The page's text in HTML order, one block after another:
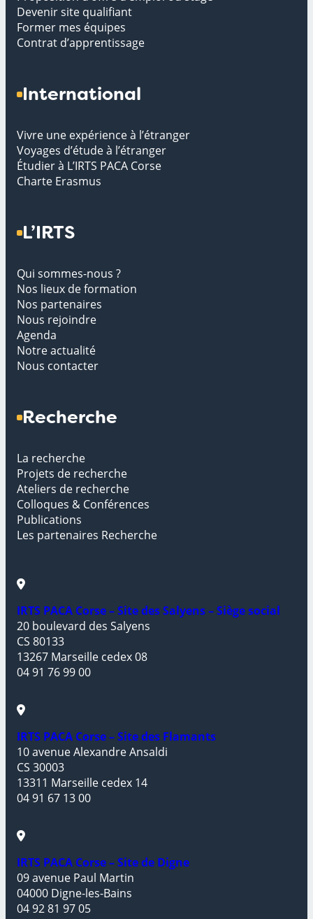
Devenir site qualifiant
Former mes équipes
Contrat d’apprentissage
International
Vivre une expérience à l’étranger
Voyages d’étude à l’étranger
Étudier à L’IRTS PACA Corse
Charte Erasmus
L’IRTS
Qui sommes-nous ?
Nos lieux de formation
Nos partenaires
Nous rejoindre
Agenda
Notre actualité
Nous contacter
Recherche
La recherche
Projets de recherche
Ateliers de recherche
Colloques & Conférences
Publications
Les partenaires Recherche
IRTS PACA Corse – Site des Salyens – Siège social
20 boulevard des Salyens
CS 80133
13267 Marseille cedex 08
04 91 76 99 00
IRTS PACA Corse – Site des Flamants
10 avenue Alexandre Ansaldi
CS 30003
13311 Marseille cedex 14
04 91 67 13 00
IRTS PACA Corse – Site de Digne
09 avenue Paul Martin
04000 Digne-les-Bains
04 92 81 97 05